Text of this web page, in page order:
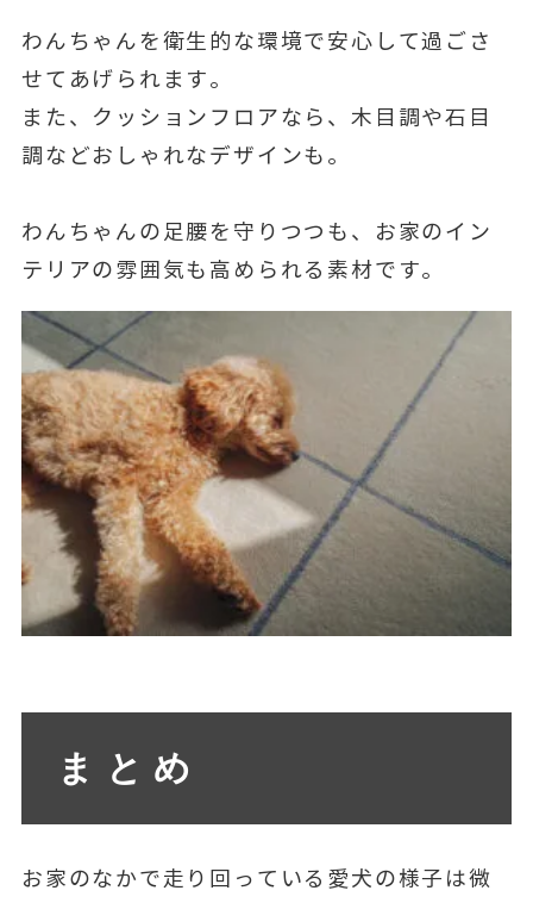
わんちゃんを衛生的な環境で安心して過ごさ
せてあげられます。
また、クッションフロアなら、木目調や石目
調などおしゃれなデザインも。
わんちゃんの足腰を守りつつも、お家のイン
テリアの雰囲気も高められる素材です。
まとめ
お家のなかで走り回っている愛犬の様子は微